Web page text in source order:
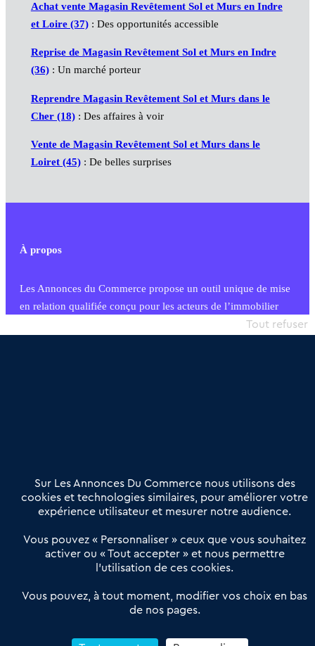
Achat vente Magasin Revêtement Sol et Murs en Indre
et Loire (37): Des opportunités accessible
Reprise de Magasin Revêtement Sol et Murs en Indre
(36): Un marché porteur
Reprendre Magasin Revêtement Sol et Murs dans le
Cher (18): Des affaires à voir
Vente de Magasin Revêtement Sol et Murs dans le
Loiret (45): De belles surprises
À propos
Les Annonces du Commerce propose un outil unique de mise
en relation qualifiée conçu pour les acteurs de l’immobilier
commercial et les collectivités territoriales, simple et intégrant
Offres Pro
Actualités
Qui sommes nous ?
Derniers articles
Réseau 3C : un partenaire national dédié aux transactions
Petitscommerces : Un partenariat au service du commerce de
proximité et des territoires
Sur Les Annonces Du Commerce nous utilisons des
cookies et technologies similaires, pour améliorer votre
expérience utilisateur et mesurer notre audience.
Vous pouvez « Personnaliser » ceux que vous souhaitez
activer ou « Tout accepter » et nous permettre
l’utilisation de ces cookies.
Vous pouvez, à tout moment, modifier vos choix en bas
de nos pages.
Tout refuser